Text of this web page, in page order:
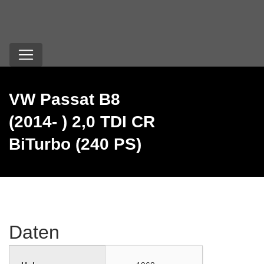
VW Passat B8
(2014- ) 2,0 TDI CR
BiTurbo (240 PS)
Daten